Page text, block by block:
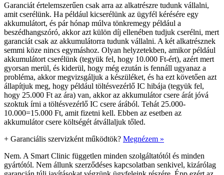
Garanciát értelemszerűen csak arra az alkatrészre tudunk vállalni,
amit cserélünk. Ha például kicserélünk az ügyfél kérésére egy
akkumulátort, és pár hónap múlva tönkremegy például a
beszédhangszóró, akkor azt külön díj ellenében tudjuk cserélni, mert
garanciát csak az akkumulátorra tudunk vállalni. A két alkatrésznek
semmi köze nincs egymáshoz. Olyan helyzetekben, amikor például
akkumulátort cserélünk (tegyük fel, hogy 10.000 Ft-ért), azért mert
gyorsan merül, és kiderül, hogy még ezután is fennáll ugyanaz a
probléma, akkor megvizsgáljuk a készüléket, és ha ezt követően azt
állapítjuk meg, hogy például töltésvezérlő IC hibája (tegyük fel,
hogy 25.000 Ft az ára) van, akkor az akkumulátor csere árát jóvá
szoktuk írni a töltésvezérlő IC csere árából. Tehát 25.000-
10.000=15.000 Ft, amit fizetni kell. Ebben az esetben az
akkumulátor csere költségét átvállaljuk tőled.
+ Garanciális szervizként működtök? Megnézem »
Nem. A Smart Clinic független minden szolgáltatótól és minden
gyártótól. Nem állunk szerződéses kapcsolatban senkivel, kizárólag